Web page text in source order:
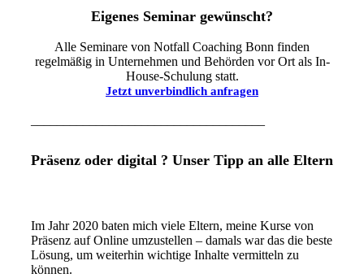
Eigenes Seminar gewünscht?
Alle Seminare von Notfall Coaching Bonn finden
regelmäßig in Unternehmen und Behörden vor Ort als In-
House-Schulung statt.
Jetzt unverbindlich anfragen
Präsenz oder digital ? Unser Tipp an alle Eltern
Im Jahr 2020 baten mich viele Eltern, meine Kurse von
Präsenz auf Online umzustellen – damals war das die beste
Lösung, um weiterhin wichtige Inhalte vermitteln zu
können.